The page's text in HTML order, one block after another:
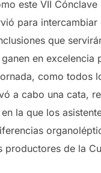
este VII Cónclave
para intercambiar
que
en excelencia
como todos
a cabo una cata,
la que los
productores de la